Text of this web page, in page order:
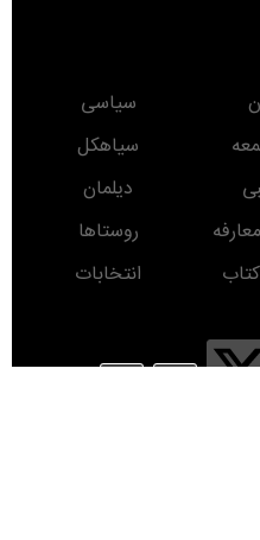
سیاسی
سیاهکل
روستاها